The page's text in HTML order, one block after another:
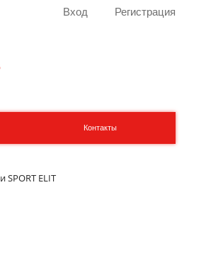
Вход Регистрация
Контакты
SPORT ELIT